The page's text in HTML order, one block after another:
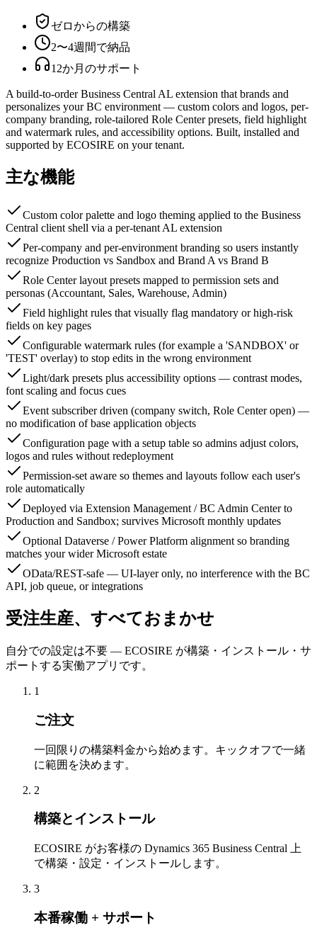
ゼロからの構築
2〜4週間で納品
12か月のサポート
A build-to-order Business Central AL extension that brands and
personalizes your BC environment — custom colors and logos, per-
company branding, role-tailored Role Center presets, field highlight
and watermark rules, and accessibility options. Built, installed and
supported by ECOSIRE on your tenant.
主な機能
Custom color palette and logo theming applied to the Business
Central client shell via a per-tenant AL extension
Per-company and per-environment branding so users instantly
recognize Production vs Sandbox and Brand A vs Brand B
Role Center layout presets mapped to permission sets and
personas (Accountant, Sales, Warehouse, Admin)
Field highlight rules that visually flag mandatory or high-risk
fields on key pages
Configurable watermark rules (for example a 'SANDBOX' or
'TEST' overlay) to stop edits in the wrong environment
Light/dark presets plus accessibility options — contrast modes,
font scaling and focus cues
Event subscriber driven (company switch, Role Center open) —
no modification of base application objects
Configuration page with a setup table so admins adjust colors,
logos and rules without redeployment
Permission-set aware so themes and layouts follow each user's
role automatically
Deployed via Extension Management / BC Admin Center to
Production and Sandbox; survives Microsoft monthly updates
Optional Dataverse / Power Platform alignment so branding
matches your wider Microsoft estate
OData/REST-safe — UI-layer only, no interference with the BC
API, job queue, or integrations
受注生産、すべておまかせ
自分での設定は不要 — ECOSIRE が構築・インストール・サ
ポートする実働アプリです。
1
ご注文
一回限りの構築料金から始めます。キックオフで一緒
に範囲を決めます。
2
構築とインストール
ECOSIRE がお客様の Dynamics 365 Business Central 上
で構築・設定・インストールします。
3
本番稼働 + サポート